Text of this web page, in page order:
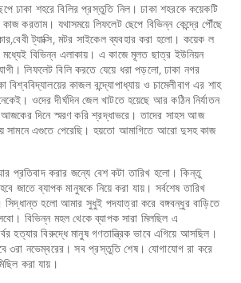
ঢাকা শহরে বিলির প্রস্তুতি নিল। ঢাকা শহরকে কয়েকটি
করতাম। যথাসময়ে লিফলেট ছেপে বিভিন্ন কেন্দ্রে পৌঁছে
ট্যাক্সি, মটর সাইকেল ব্যবহার করা হলো। কয়েক ল
মধ্যেই বিভিন্ন এলাকায়। এ কাজে মূলত ছাত্র ইউনিয়ন
লিফলেট বিলি করতে যেয়ে ধরা পড়লো, ঢাকা নগর
কাজল বন্দ্যোপাধ্যায় ও চামেলীবাগ এর শাহ
ওদের দীর্ঘদিন জেল খাটতে হয়েছে আর কঠিন নির্যাতন
দিনে স্মরণ করি শ্রদ্ধাভরে। তাদের সাহস আজ
সামনে এগুতে পেরেছি। হয়তো আমাগিতে আরো দুসহ কাজ
প্রতিবাদ করার জন্যে বেশ কটা তারিখ হলো। কিন্তু
জাতে ব্যাপক মানুষকে নিয়ে করা যায়। সর্বশেষ তারিখ
সিদ্ধান্ত হলো আমার সুধুই পদযাত্রা করে বঙ্গবন্ধুর বাড়িতে
বিভিন্ন মহল থেকে ব্যাপক সারা মিলছিল এ
হত্যার বিরুদ্ধে মানুষ গণতান্ত্রিক ভাবে এগিয়ে আসছিল।
৩রা নভেম্বরের। সব প্রস্তুতি শেষ। যোগাযোগ রা করে
করা যায়।